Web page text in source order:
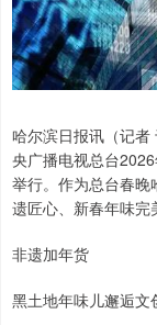
哈尔滨日报讯（记者
央广播电视总台
举行。作为总台春
遗匠心、新春年味完
非遗加年货
黑土地年味儿邂逅文